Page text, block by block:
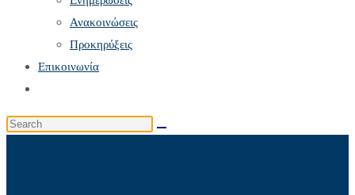
Ανακοινώσεις
Προκηρύξεις
Επικοινωνία
search
Search